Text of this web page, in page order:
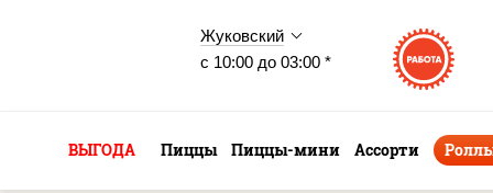
Жуковский
с 10:00 до 03:00 *
ВЫГОДА Пиццы Пиццы-мини Ассорти